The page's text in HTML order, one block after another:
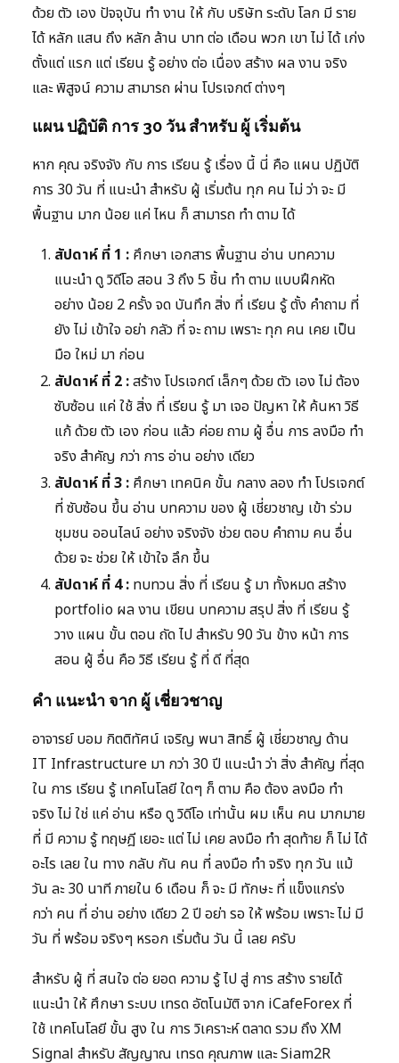
ด้วย ตัว เอง ปัจจุบัน ทำ งาน ให้ กับ บริษัท ระดับ โลก มี ราย
ได้ หลัก แสน ถึง หลัก ล้าน บาท ต่อ เดือน พวก เขา ไม่ ได้ เก่ง
ตั้งแต่ แรก แต่ เรียน รู้ อย่าง ต่อ เนื่อง สร้าง ผล งาน จริง
และ พิสูจน์ ความ สามารถ ผ่าน โปรเจกต์ ต่างๆ
แผน ปฏิบัติ การ 30 วัน สำหรับ ผู้ เริ่มต้น
หาก คุณ จริงจัง กับ การ เรียน รู้ เรื่อง นี้ นี่ คือ แผน ปฏิบัติ
การ 30 วัน ที่ แนะนำ สำหรับ ผู้ เริ่มต้น ทุก คน ไม่ ว่า จะ มี
พื้นฐาน มาก น้อย แค่ ไหน ก็ สามารถ ทำ ตาม ได้
สัปดาห์ ที่ 1 : ศึกษา เอกสาร พื้นฐาน อ่าน บทความ
แนะนำ ดู วิดีโอ สอน 3 ถึง 5 ชิ้น ทำ ตาม แบบฝึกหัด
อย่าง น้อย 2 ครั้ง จด บันทึก สิ่ง ที่ เรียน รู้ ตั้ง คำถาม ที่
ยัง ไม่ เข้าใจ อย่า กลัว ที่ จะ ถาม เพราะ ทุก คน เคย เป็น
มือ ใหม่ มา ก่อน
สัปดาห์ ที่ 2 :สร้าง โปรเจกต์ เล็กๆ ด้วย ตัว เอง ไม่ ต้อง
ซับซ้อน แค่ ใช้ สิ่ง ที่ เรียน รู้ มา เจอ ปัญหา ให้ ค้นหา วิธี
แก้ ด้วย ตัว เอง ก่อน แล้ว ค่อย ถาม ผู้ อื่น การ ลงมือ ทำ
จริง สำคัญ กว่า การ อ่าน อย่าง เดียว
สัปดาห์ ที่ 3 : ศึกษา เทคนิค ขั้น กลาง ลอง ทำ โปรเจกต์
ที่ ซับซ้อน ขึ้น อ่าน บทความ ของ ผู้ เชี่ยวชาญ เข้า ร่วม
ชุมชน ออนไลน์ อย่าง จริงจัง ช่วย ตอบ คำถาม คน อื่น
ด้วย จะ ช่วย ให้ เข้าใจ ลึก ขึ้น
สัปดาห์ ที่ 4 : ทบทวน สิ่ง ที่ เรียน รู้ มา ทั้งหมด สร้าง
portfolio ผล งาน เขียน บทความ สรุป สิ่ง ที่ เรียน รู้
วาง แผน ขั้น ตอน ถัด ไป สำหรับ 90 วัน ข้าง หน้า การ
สอน ผู้ อื่น คือ วิธี เรียน รู้ ที่ ดี ที่สุด
คำ แนะนำ จาก ผู้ เชี่ยวชาญ
อาจารย์ บอม กิตติทัศน์ เจริญ พนา สิทธิ์ ผู้ เชี่ยวชาญ ด้าน
IT Infrastructure มา กว่า 30 ปี แนะนำ ว่า สิ่ง สำคัญ ที่สุด
ใน การ เรียน รู้ เทคโนโลยี ใดๆ ก็ ตาม คือ ต้อง ลงมือ ทำ
จริง ไม่ ใช่ แค่ อ่าน หรือ ดู วิดีโอ เท่านั้น ผม เห็น คน มากมาย
ที่ มี ความ รู้ ทฤษฎี เยอะ แต่ ไม่ เคย ลงมือ ทำ สุดท้าย ก็ ไม่ ได้
อะไร เลย ใน ทาง กลับ กัน คน ที่ ลงมือ ทำ จริง ทุก วัน แม้
วัน ละ 30 นาที ภายใน 6 เดือน ก็ จะ มี ทักษะ ที่ แข็งแกร่ง
กว่า คน ที่ อ่าน อย่าง เดียว 2 ปี อย่า รอ ให้ พร้อม เพราะ ไม่ มี
วัน ที่ พร้อม จริงๆ หรอก เริ่มต้น วัน นี้ เลย ครับ
สำหรับ ผู้ ที่ สนใจ ต่อ ยอด ความ รู้ ไป สู่ การ สร้าง รายได้
แนะนำ ให้ ศึกษา ระบบ เทรด อัตโนมัติ จาก iCafeForex ที่
ใช้ เทคโนโลยี ขั้น สูง ใน การ วิเคราะห์ ตลาด รวม ถึง XM
Signal สำหรับ สัญญาณ เทรด คุณภาพ และ Siam2R